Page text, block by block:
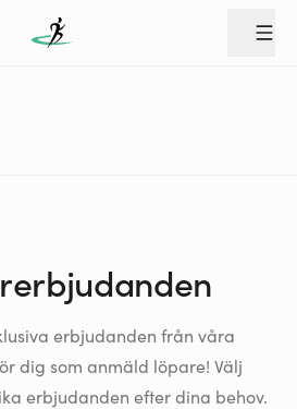
erbjudanden från våra
dig som anmäld löpare! Välj
erbjudanden efter dina behov.